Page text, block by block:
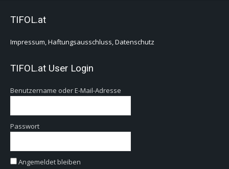
TIFOL.at
Impressum, Haftungsausschluss, Datenschutz
TIFOL.at User Login
Benutzername oder E-Mail-Adresse
Passwort
Angemeldet bleiben